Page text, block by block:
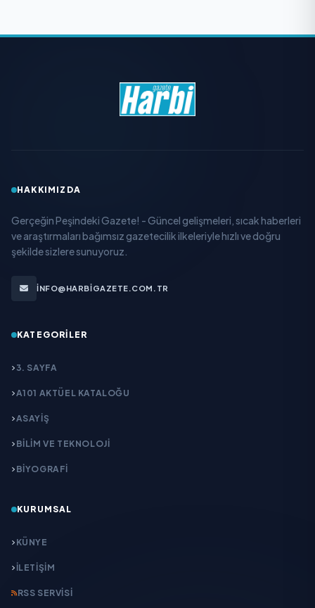
HAKKIMIZDA
Gerçeğin Peşindeki Gazete! - Güncel gelişmeleri, sıcak haberleri
ve araştırmaları bağımsız gazetecilik ilkeleriyle hızlı ve doğru
şekilde sizlere sunuyoruz.
INFO@HARBIGAZETE.COM.TR
KATEGORILER
3. SAYFA
A101 AKTÜEL KATALOĞU
ASAYİŞ
BİLİM VE TEKNOLOJİ
BİYOGRAFİ
KURUMSAL
KÜNYE
İLETIŞIM
RSS SERVISI